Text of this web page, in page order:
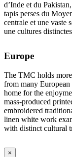
d’Inde et du
tapis perses du
centrale et une vaste
une cultures
Europe
The TMC holds
from many
home for the
mass-produced
embroidered
linen white work
with distinct cultural
×